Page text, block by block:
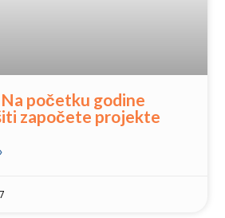
početku godine
započete projekte